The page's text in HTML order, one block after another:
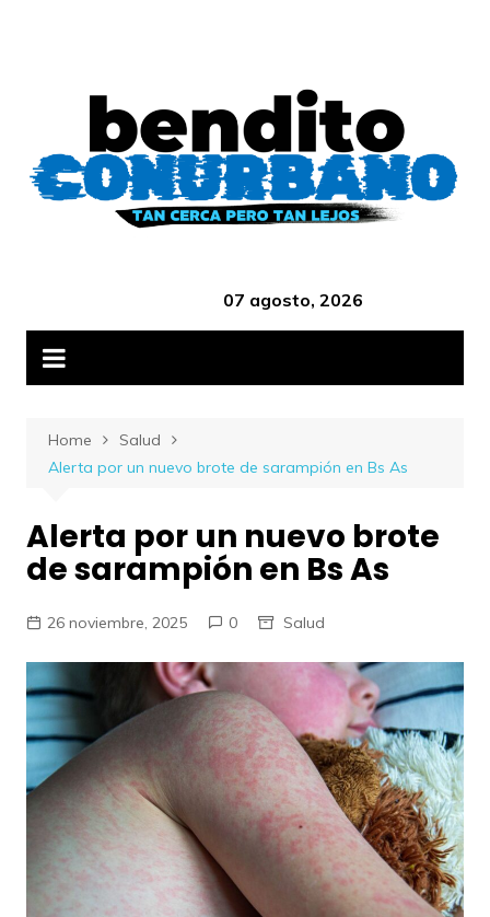
07 agosto, 2026
Home
Salud
Alerta por un nuevo brote de sarampión en Bs As
Alerta por un nuevo brote
de sarampión en Bs As
26 noviembre, 2025 0 Salud